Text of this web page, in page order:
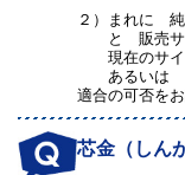
２）
まれに 純
と 販売サ
現在のサ
あるいは
適合の可否を
芯金（しん